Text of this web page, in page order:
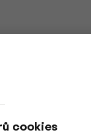
cookies